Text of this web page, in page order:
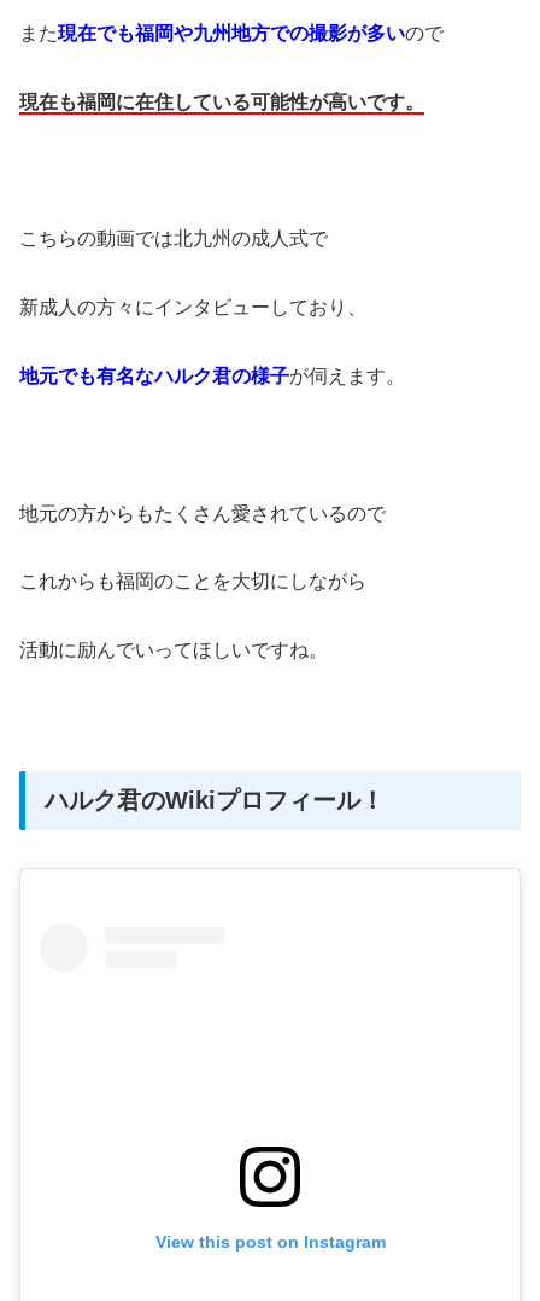
また現在でも福岡や九州地方での撮影が多いので
現在も福岡に在住している可能性が高いです。
こちらの動画では北九州の成人式で
新成人の方々にインタビューしており、
地元でも有名なハルク君の様子が伺えます。
地元の方からもたくさん愛されているので
これからも福岡のことを大切にしながら
活動に励んでいってほしいですね。
ハルク君のWikiプロフィール！
View this post on Instagram